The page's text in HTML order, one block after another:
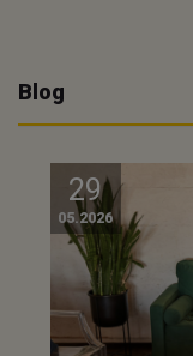
Blog
29
05.2026